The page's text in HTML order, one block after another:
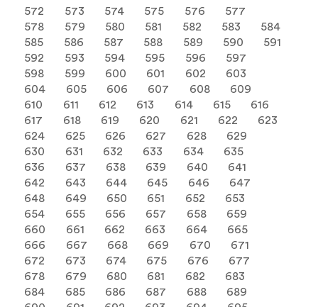
572
573 574 575 576
577
578
579 580 581 582 583
584
585
586 587 588 589 590
591
592
593 594 595 596
597
598
599 600 601 602
603
604
605 606 607 608
609
610
611 612 613 614 615
616
617
618 619 620 621 622
623
624
625 626 627 628
629
630
631 632 633 634
635
636
637 638 639 640
641
642
643 644 645 646
647
648
649 650 651 652
653
654
655 656 657 658
659
660
661 662 663 664
665
666
667 668 669 670
671
672
673 674 675 676
677
678
679 680 681 682
683
684
685 686 687 688
689